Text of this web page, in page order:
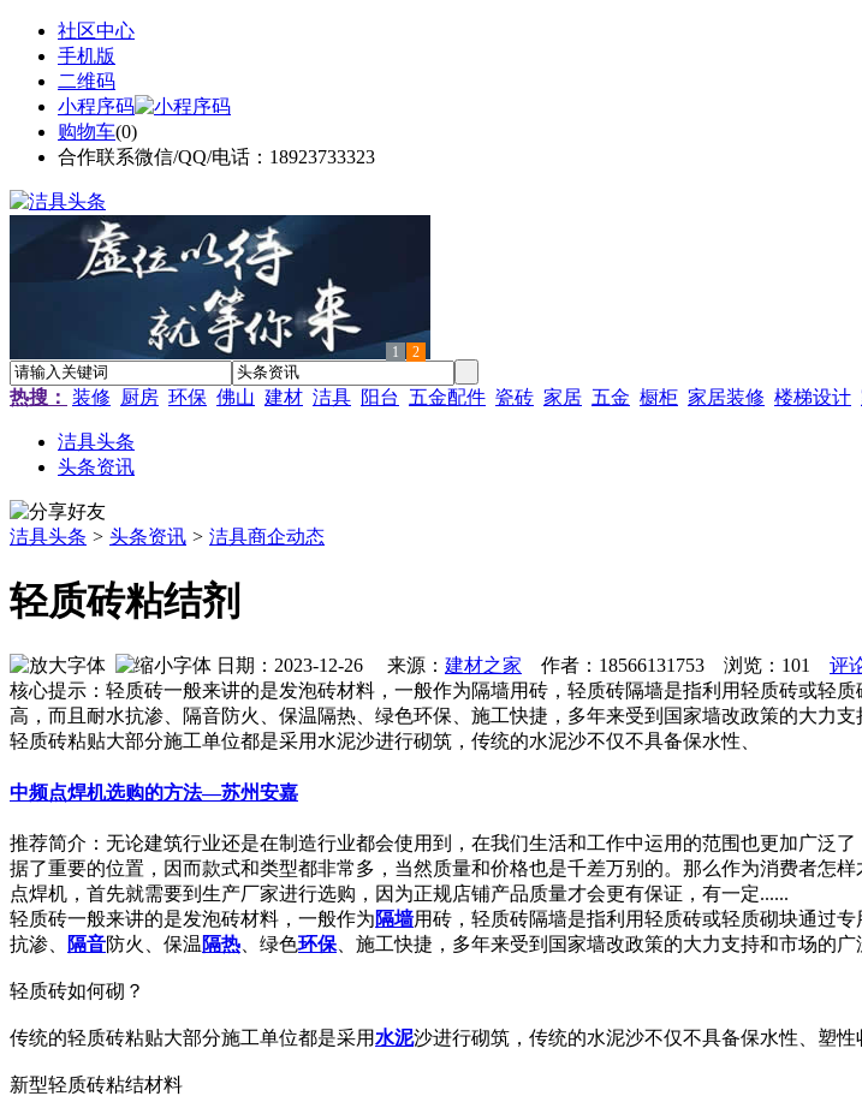
社区中心
手机版
二维码
小程序码
购物车(0)
合作联系微信/QQ/电话：18923733323
1 2
热搜： 装修 厨房 环保 佛山 建材 洁具 阳台 五金配件 瓷砖 家居 五金 橱柜 家居装修 楼梯设计
洁具头条
头条资讯
洁具头条 > 头条资讯 > 洁具商企动态
轻质砖粘结剂
日期：2023-12-26 来源： 建材之家 作者：18566131753 浏览： 101
评
核心提示：轻质砖一般来讲的是发泡砖材料，一般作为隔墙用砖，轻质砖隔墙是指利用轻质砖或轻
高，而且耐水抗渗、隔音防火、保温隔热、绿色环保、施工快捷，多年来受到国家墙改政策的大力
轻质砖粘贴大部分施工单位都是采用水泥沙进行砌筑，传统的水泥沙不仅不具备保水性、
中频点焊机选购的方法—苏州安嘉
推荐简介：无论建筑行业还是在制造行业都会使用到，在我们生活和工作中运用的范围也更加广泛
据了重要的位置，因而款式和类型都非常多，当然质量和价格也是千差万别的。那么作为消费者怎
点焊机，首先就需要到生产厂家进行选购，因为正规店铺产品质量才会更有保证，有一定......
轻质砖一般来讲的是发泡砖材料，一般作为隔墙用砖，轻质砖隔墙是指利用轻质砖或轻质砌块通过
抗渗、
隔音防火、保温隔热 、绿色环保 、施工快捷，多年来受到国家墙改政策的大力支持和市场的
轻质砖如何砌？
传统的轻质砖粘贴大部分施工单位都是采用 水泥沙进行砌筑，传统的水泥沙不仅不具备保水性、塑性
新型轻质砖粘结材料